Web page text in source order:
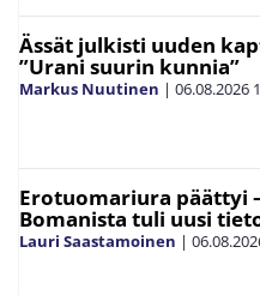
Ässät julkisti uuden
”Urani suurin kunnia”
Markus Nuutinen | 06.08.2026
Erotuomariura päättyi
Bomanista tuli uusi
Lauri Saastamoinen |